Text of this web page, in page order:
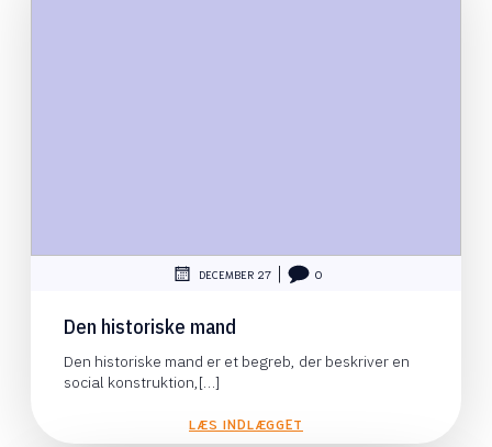
DECEMBER 27 0
Den historiske mand
Den historiske mand er et begreb, der beskriver en
social konstruktion,[…]
LÆS INDLÆGGET